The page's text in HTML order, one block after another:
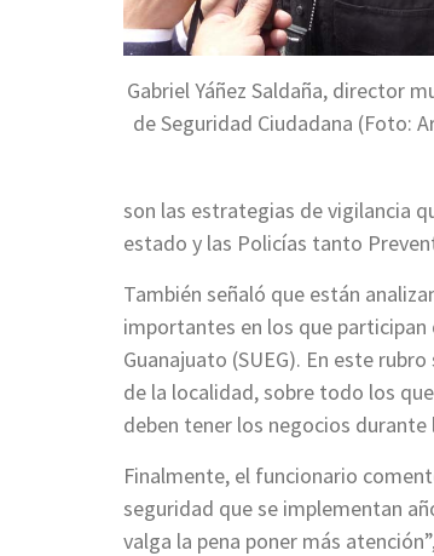
Gabriel Yáñez Saldaña, director
de Seguridad Ciudadana (Foto:
son las estrategias de vigilancia
estado y las Policías tanto
También señaló que están
importantes en los que
Guanajuato (SUEG). En este
de la localidad, sobre todo los
deben tener los negocios
Finalmente, el funcionario
seguridad que se implementan
valga la pena poner más